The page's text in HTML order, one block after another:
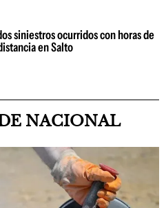
siniestros ocurridos con horas de
en Salto
NACIONAL